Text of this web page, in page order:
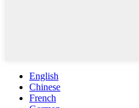
English
Chinese
French